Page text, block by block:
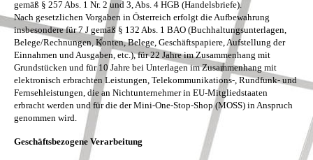
gemäß § 257 Abs. 1 Nr. 2 und 3, Abs. 4 HGB (Handelsbriefe).
Nach gesetzlichen Vorgaben in Österreich erfolgt die Aufbewahrung
insbesondere für 7 J gemäß § 132 Abs. 1 BAO (Buchhaltungsunterlagen,
Belege/Rechnungen, Konten, Belege, Geschäftspapiere, Aufstellung der
Einnahmen und Ausgaben, etc.), für 22 Jahre im Zusammenhang mit
Grundstücken und für 10 Jahre bei Unterlagen im Zusammenhang mit
elektronisch erbrachten Leistungen, Telekommunikations-, Rundfunk- und
Fernsehleistungen, die an Nichtunternehmer in EU-Mitgliedstaaten
erbracht werden und für die der Mini-One-Stop-Shop (MOSS) in Anspruch
genommen wird.
Geschäftsbezogene Verarbeitung